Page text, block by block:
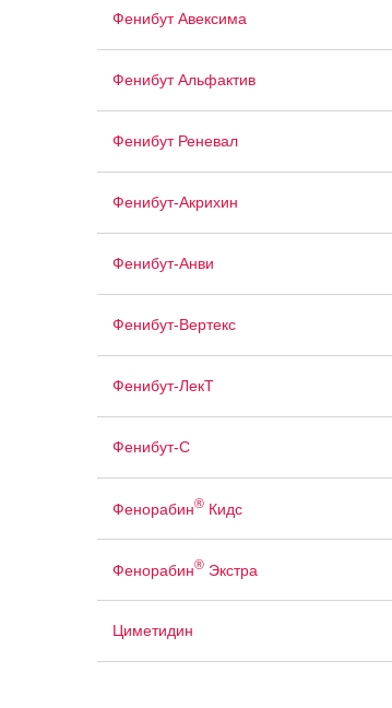
Фенибут Авексима
Фенибут Альфактив
Фенибут Реневал
Фенибут-Акрихин
Фенибут-Анви
Фенибут-Вертекс
Фенибут-ЛекТ
Фенибут-С
Фенорабин®Кидс
Фенорабин®Экстра
Циметидин